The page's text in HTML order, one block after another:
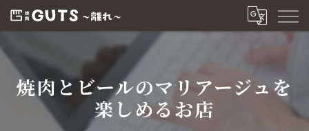
焼肉とビールのマリアージュを
楽しめるお店